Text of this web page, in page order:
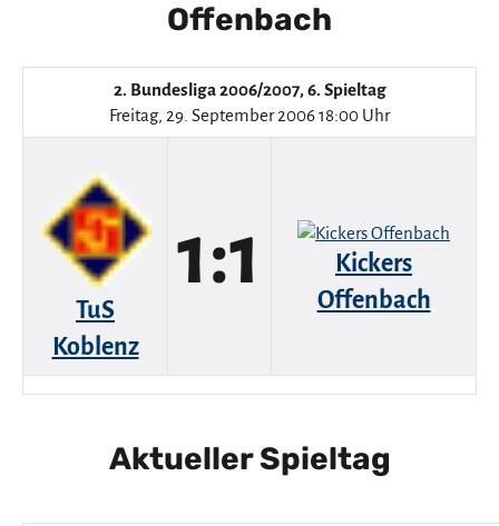
Offenbach
2. Bundesliga 2006/2007, 6. Spieltag
Freitag, 29. September 2006 18:00 Uhr
TuS
Koblenz
1:1
Kickers
Offenbach
Aktueller Spieltag